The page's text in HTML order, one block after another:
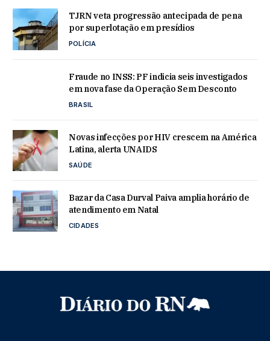
TJRN veta progressão antecipada de pena
por superlotação em presídios
POLÍCIA
Fraude no INSS: PF indicia seis investigados
em nova fase da Operação Sem Desconto
BRASIL
Novas infecções por HIV crescem na América
Latina, alerta UNAIDS
SAÚDE
Bazar da Casa Durval Paiva amplia horário de
atendimento em Natal
CIDADES